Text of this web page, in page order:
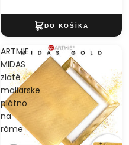
ARTMIE
MIDAS
zlaté
maliarske
plátno
na
ráme